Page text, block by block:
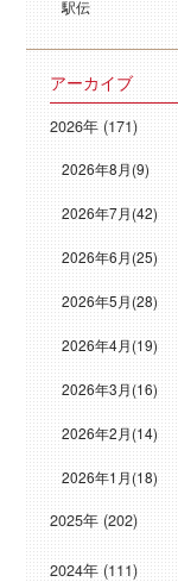
駅伝
アーカイブ
2026年 (171)
2026年8月(9)
2026年7月(42)
2026年6月(25)
2026年5月(28)
2026年4月(19)
2026年3月(16)
2026年2月(14)
2026年1月(18)
2025年 (202)
2024年 (111)